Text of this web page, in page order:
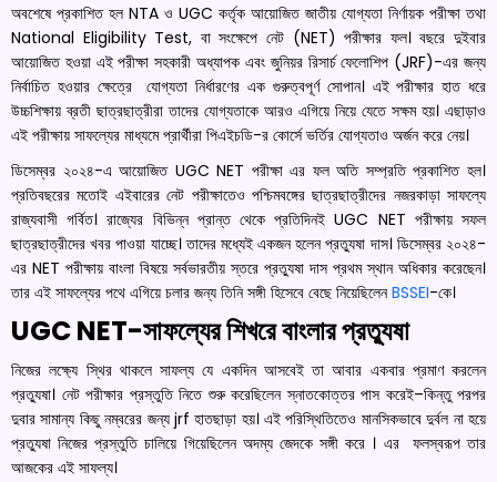
অবশেষে প্রকাশিত হল NTA ও UGC কর্তৃক আয়োজিত জাতীয় যোগ্যতা নির্ণায়ক পরীক্ষা তথা
National Eligibility Test, বা সংক্ষেপে নেট (NET) পরীক্ষার ফল। বছরে দুইবার
আয়োজিত হওয়া এই পরীক্ষা সহকারী অধ্যাপক এবং জুনিয়র রিসার্চ ফেলোশিপ (JRF)-এর জন্য
নির্বাচিত হওয়ার ক্ষেত্রে যোগ্যতা নির্ধারণের এক গুরুত্বপূর্ণ সোপান। এই পরীক্ষার হাত ধরে
উচ্চশিক্ষায় ব্রতী ছাত্রছাত্রীরা তাদের যোগ্যতাকে আরও এগিয়ে নিয়ে যেতে সক্ষম হয়। এছাড়াও
এই পরীক্ষায় সাফল্যের মাধ্যমে প্রার্থীরা পিএইচডি-র কোর্সে ভর্তির যোগ্যতাও অর্জন করে নেয়।
ডিসেম্বর ২০২৪-এ আয়োজিত UGC NET পরীক্ষা এর ফল অতি সম্প্রতি প্রকাশিত হল।
প্রতিবছরের মতোই এইবারের নেট পরীক্ষাতেও পশ্চিমবঙ্গের ছাত্রছাত্রীদের নজরকাড়া সাফল্যে
রাজ্যবাসী গর্বিত। রাজ্যের বিভিন্ন প্রান্ত থেকে প্রতিদিনই UGC NET পরীক্ষায় সফল
ছাত্রছাত্রীদের খবর পাওয়া যাচ্ছে। তাদের মধ্যেই একজন হলেন প্রত্যুষা দাস। ডিসেম্বর ২০২৪-
এর NET পরীক্ষায় বাংলা বিষয়ে সর্বভারতীয় স্তরে প্রত্যুষা দাস প্রথম স্থান অধিকার করেছেন।
তার এই সাফল্যের পথে এগিয়ে চলার জন্য তিনি সঙ্গী হিসেবে বেছে নিয়েছিলেনBSSEI-কে।
UGC NET-সাফল্যের শিখরে বাংলার প্রত্যুষা
নিজের লক্ষ্যে স্থির থাকলে সাফল্য যে একদিন আসবেই তা আবার একবার প্রমাণ করলেন
প্রত্যুষা। নেট পরীক্ষার প্রস্তুতি নিতে শুরু করেছিলেন স্নাতকোত্তর পাস করেই–কিন্তু পরপর
দুবার সামান্য কিছু নম্বরের জন্য jrf হাতছাড়া হয়। এই পরিস্থিতিতেও মানসিকভাবে দুর্বল না হয়ে
প্রত্যুষা নিজের প্রস্তুতি চালিয়ে গিয়েছিলেন অদম্য জেদকে সঙ্গী করে । এর ফলস্বরূপ তার
আজকের এই সাফল্য।